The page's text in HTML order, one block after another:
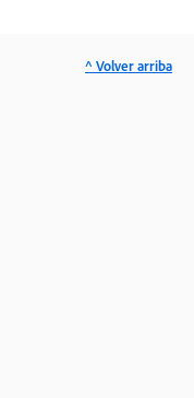
^ Volver arriba